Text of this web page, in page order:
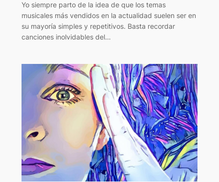
Yo siempre parto de la idea de que los temas
musicales más vendidos en la actualidad suelen ser en
su mayoría simples y repetitivos. Basta recordar
canciones inolvidables del…